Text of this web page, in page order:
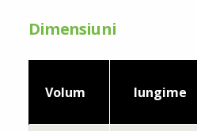
Dimensiuni
Volum lungime